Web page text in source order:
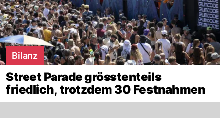
Bilanz
Street Parade grösstenteils
friedlich, trotzdem 30 Festnahmen